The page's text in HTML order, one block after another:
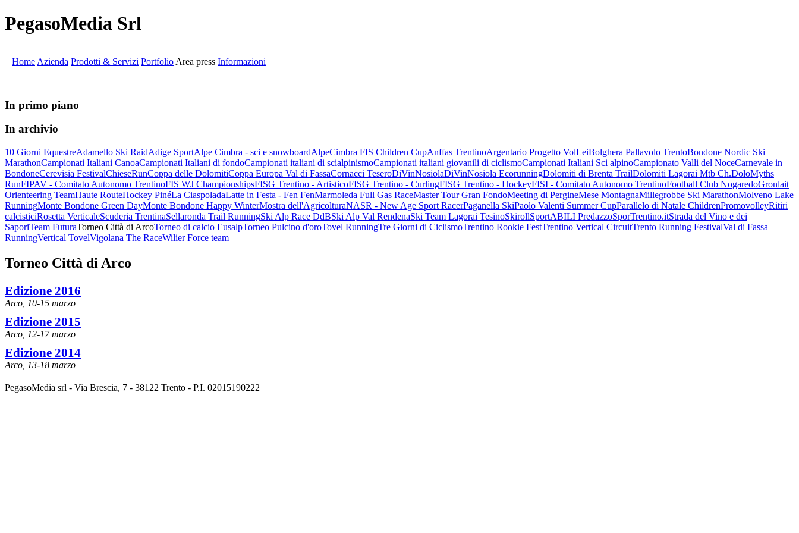
PegasoMedia Srl
Home Azienda Prodotti & Servizi Portfolio Area press Informazioni
In primo piano
In archivio
10 Giorni EquestreAdamello Ski RaidAdige SportAlpe Cimbra - sci e snowboardAlpeCimbra FIS Children CupAnffas TrentinoArgentario Progetto VolLeiBolghera Pallavolo TrentoBondone Nordic Ski
MarathonCampionati Italiani CanoaCampionati Italiani di fondoCampionati italiani di scialpinismoCampionati italiani giovanili di ciclismoCampionati Italiani Sci alpinoCampionato Valli del NoceCarnevale in
BondoneCerevisia FestivalChieseRunCoppa delle DolomitiCoppa Europa Val di FassaCornacci TeseroDiVinNosiolaDiVinNosiola EcorunningDolomiti di Brenta TrailDolomiti Lagorai Mtb Ch.DoloMyths
RunFIPAV - Comitato Autonomo TrentinoFIS WJ ChampionshipsFISG Trentino - ArtisticoFISG Trentino - CurlingFISG Trentino - HockeyFISI - Comitato Autonomo TrentinoFootball Club NogaredoGronlait
Orienteering TeamHaute RouteHockey PinéLa CiaspoladaLatte in Festa - Fen FenMarmoleda Full Gas RaceMaster Tour Gran FondoMeeting di PergineMese MontagnaMillegrobbe Ski MarathonMolveno Lake
RunningMonte Bondone Green DayMonte Bondone Happy WinterMostra dell'AgricolturaNASR - New Age Sport RacerPaganella SkiPaolo Valenti Summer CupParallelo di Natale ChildrenPromovolleyRitiri
calcisticiRosetta VerticaleScuderia TrentinaSellaronda Trail RunningSki Alp Race DdBSki Alp Val RendenaSki Team Lagorai TesinoSkirollSportABILI PredazzoSporTrentino.itStrada del Vino e dei
SaporiTeam FuturaTorneo Città di ArcoTorneo di calcio EusalpTorneo Pulcino d'oroTovel RunningTre Giorni di CiclismoTrentino Rookie FestTrentino Vertical CircuitTrento Running FestivalVal di Fassa
RunningVertical TovelVigolana The RaceWilier Force team
Torneo Città di Arco
Edizione 2016
Arco, 10-15 marzo
Edizione 2015
Arco, 12-17 marzo
Edizione 2014
Arco, 13-18 marzo
PegasoMedia srl - Via Brescia, 7 - 38122 Trento - P.I. 02015190222